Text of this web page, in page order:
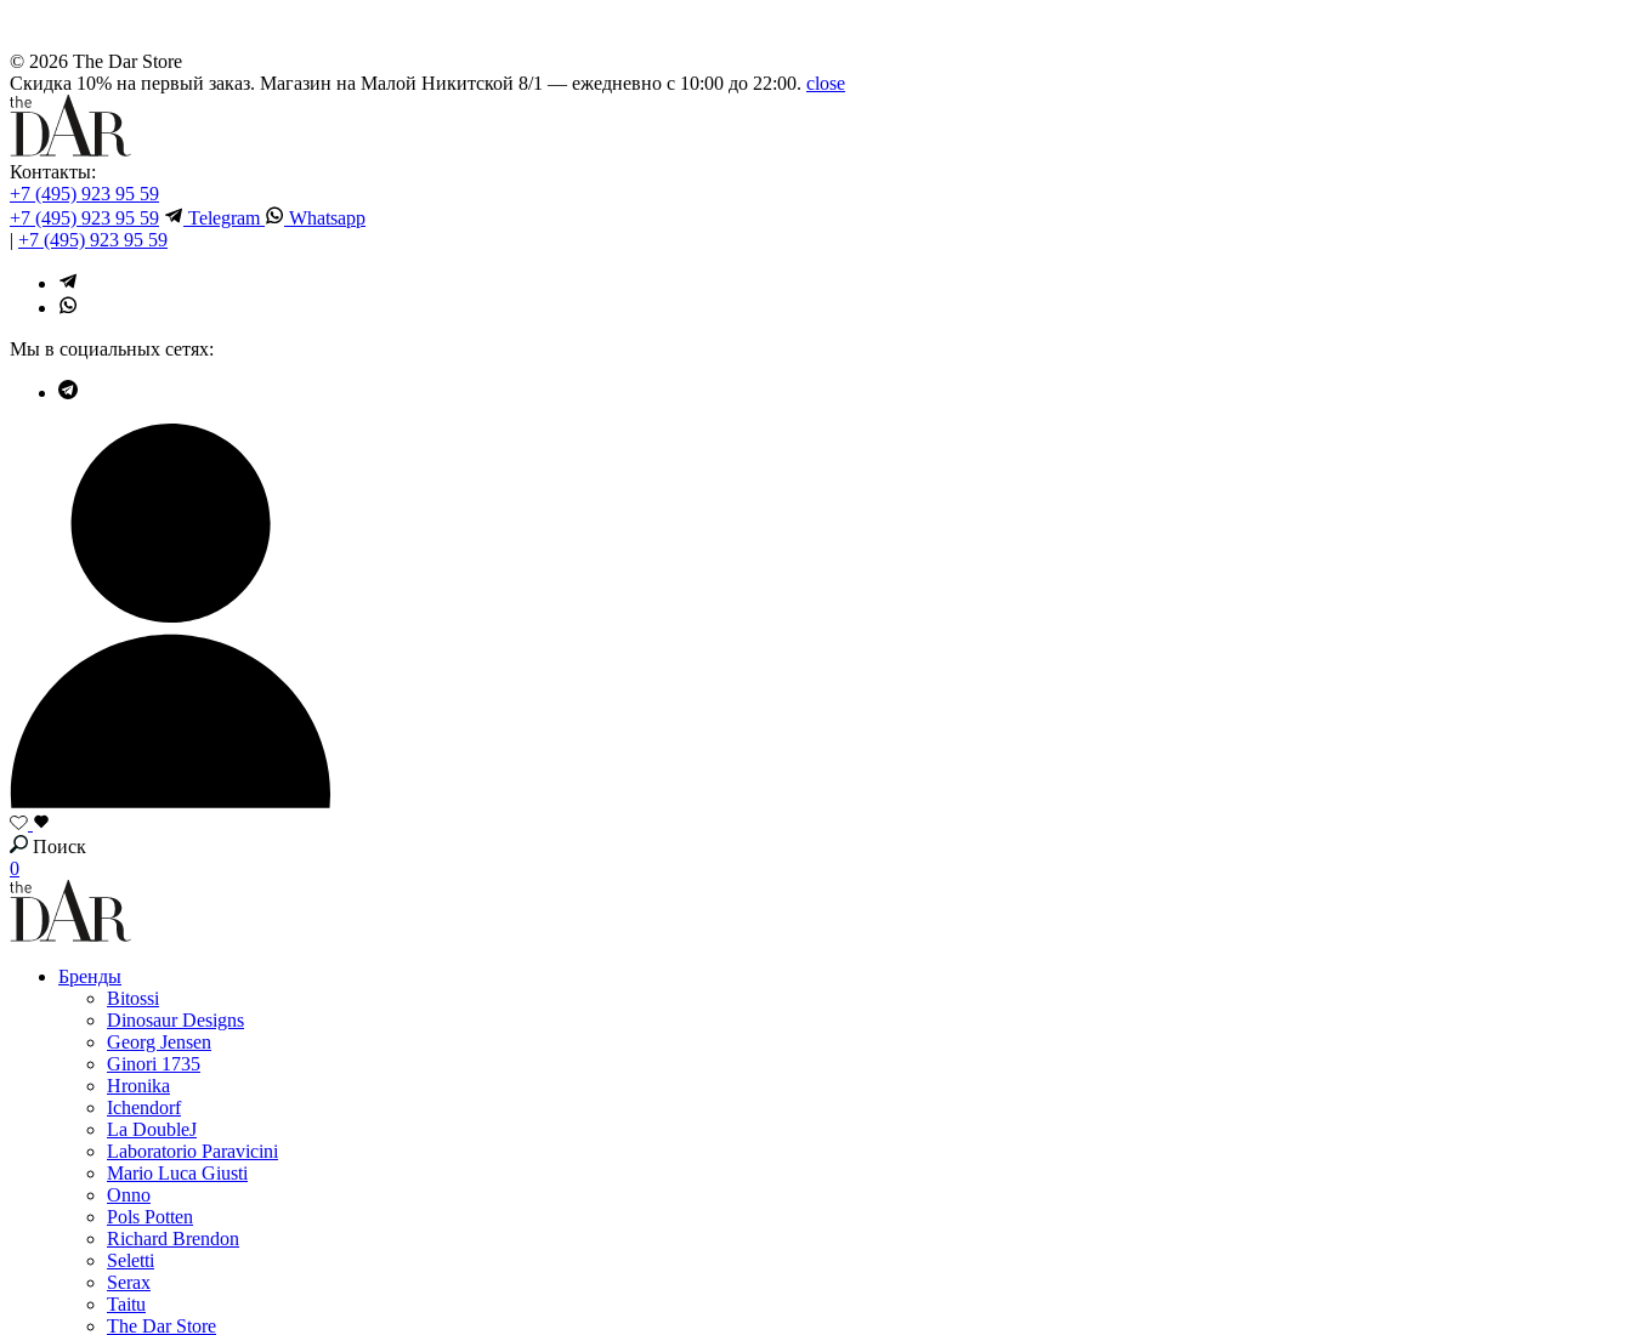
© 2026 The Dar Store
Скидка 10% на первый заказ. Магазин на Малой Никитской 8/1 — ежедневно с 10:00 до 22:00. close
Контакты:
+7 (495) 923 95 59
+7 (495) 923 95 59
Telegram
Whatsapp
| +7 (495) 923 95 59
Мы в социальных сетях:
Поиск
0
Бренды
Bitossi
Dinosaur Designs
Georg Jensen
Ginori 1735
Hronika
Ichendorf
La DoubleJ
Laboratorio Paravicini
Mario Luca Giusti
Onno
Pols Potten
Richard Brendon
Seletti
Serax
Taitu
The Dar Store